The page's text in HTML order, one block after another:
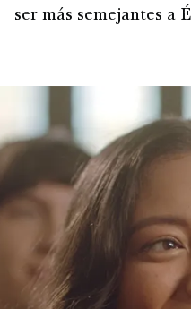
ser más semejantes a